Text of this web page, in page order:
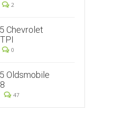
2
Chevrolet
0
Oldsmobile
47